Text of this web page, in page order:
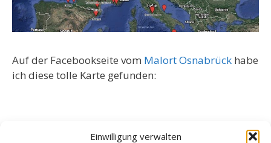
Einwilligung verwalten
Auf der Facebookseite vom Malort Osnabrück habe
ich diese tolle Karte gefunden: